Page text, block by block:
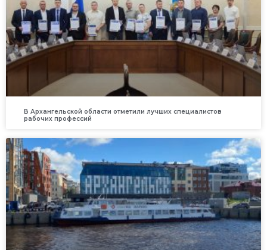
В Архангельской области отметили лучших специалистов
рабочих профессий